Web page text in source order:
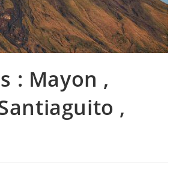
: Mayon ,
,